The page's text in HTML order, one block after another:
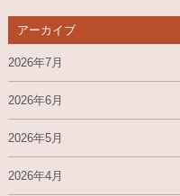
アーカイブ
2026年7月
2026年6月
2026年5月
2026年4月